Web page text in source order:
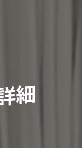
細